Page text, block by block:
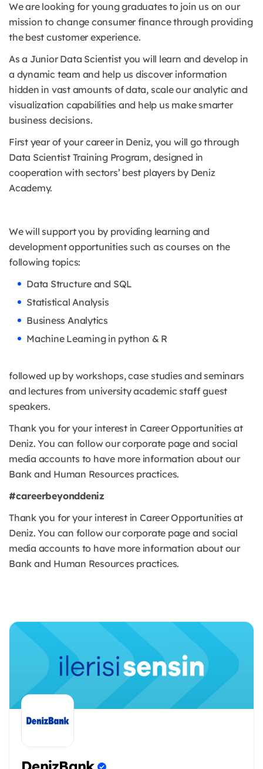
We are looking for young graduates to join us on our
mission to change consumer finance through providing
the best customer experience.
As a Junior Data Scientist you will learn and develop in
a dynamic team and help us discover information
hidden in vast amounts of data, scale our analytic and
visualization capabilities and help us make smarter
business decisions.
First year of your career in Deniz, you will go through
Data Scientist Training Program, designed in
cooperation with sectors’ best players by Deniz
Academy.
We will support you by providing learning and
development opportunities such as courses on the
following topics:
Data Structure and SQL
Statistical Analysis
Business Analytics
Machine Learning in python & R
followed up by workshops, case studies and seminars
and lectures from university academic staff guest
speakers.
Thank you for your interest in Career Opportunities at
Deniz. You can follow our corporate page and social
media accounts to have more information about our
Bank and Human Resources practices.
#careerbeyonddeniz
Thank you for your interest in Career Opportunities at
Deniz. You can follow our corporate page and social
media accounts to have more information about our
Bank and Human Resources practices.